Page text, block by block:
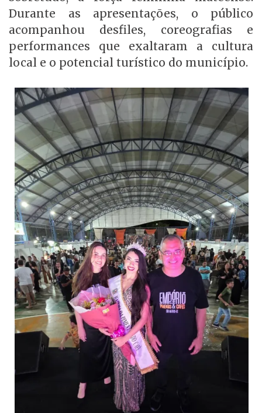
Durante as apresentações, o público
acompanhou desfiles, coreografias e
performances que exaltaram a cultura
local e o potencial turístico do município.